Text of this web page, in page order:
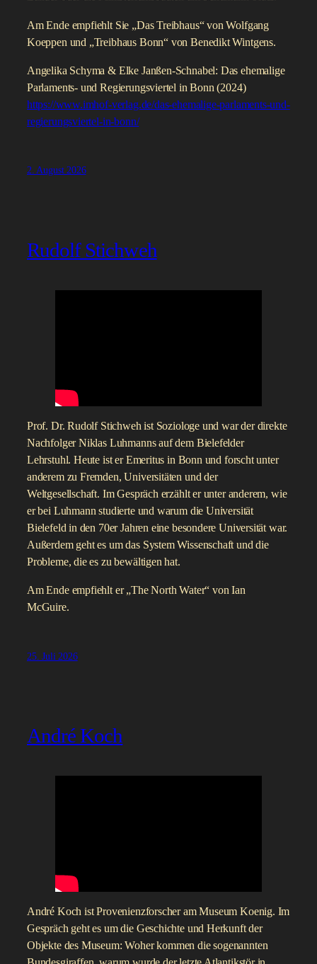
Am Ende empfiehlt Sie „Das Treibhaus“ von Wolfgang
Koeppen und „Treibhaus Bonn“ von Benedikt Wintgens.
Angelika Schyma & Elke Janßen-Schnabel: Das ehemalige
Parlaments- und Regierungsviertel in Bonn (2024)
https://www.imhof-verlag.de/das-ehemalige-parlaments-und-
regierungsviertel-in-bonn/
2. August 2026
Rudolf Stichweh
Prof. Dr. Rudolf Stichweh ist Soziologe und war der direkte
Nachfolger Niklas Luhmanns auf dem Bielefelder
Lehrstuhl. Heute ist er Emeritus in Bonn und forscht unter
anderem zu Fremden, Universitäten und der
Weltgesellschaft. Im Gespräch erzählt er unter anderem, wie
er bei Luhmann studierte und warum die Universität
Bielefeld in den 70er Jahren eine besondere Universität war.
Außerdem geht es um das System Wissenschaft und die
Probleme, die es zu bewältigen hat.
Am Ende empfiehlt er „The North Water“ von Ian
McGuire.
25. Juli 2026
André Koch
André Koch ist Provenienzforscher am Museum Koenig. Im
Gespräch geht es um die Geschichte und Herkunft der
Objekte des Museum: Woher kommen die sogenannten